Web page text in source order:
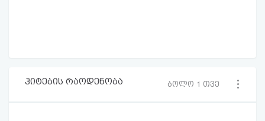
ჰიტების რაოდენობა ბოლო 1 თვე